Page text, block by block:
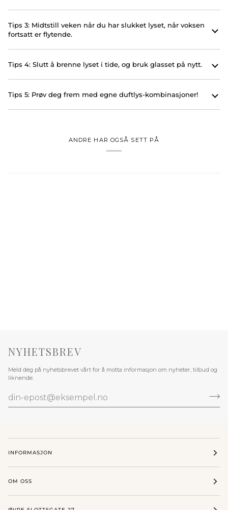
Tips 3: Midtstill veken når du har slukket lyset, når voksen
fortsatt er flytende.
Tips 4: Slutt å brenne lyset i tide, og bruk glasset på nytt.
Tips 5: Prøv deg frem med egne duftlys-kombinasjoner!
ANDRE HAR OGSÅ SETT PÅ
NYHETSBREV
Meld deg på nyhetsbrevet vårt for å motta informasjon om nyheter, tilbud og
liknende.
INFORMASJON
OM OSS